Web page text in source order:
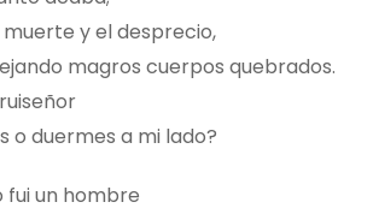
y el desprecio,
magros cuerpos quebrados.
o duermes a mi lado?
fui un hombre